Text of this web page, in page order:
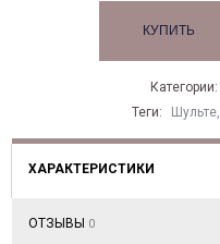
Категории:
Теги:
Шульте,
ХАРАКТЕРИСТИКИ
ОТЗЫВЫ 0